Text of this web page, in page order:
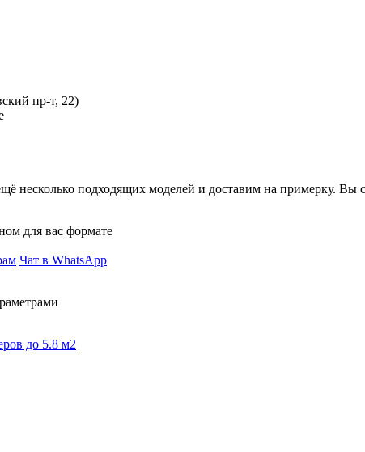
пр-т, 22)
несколько подходящих моделей и доставим на примерку. Вы
для вас формате
Чат в WhatsApp
до 5.8 м2